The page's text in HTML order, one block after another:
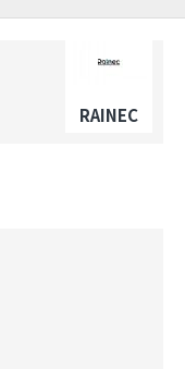
RAINEC